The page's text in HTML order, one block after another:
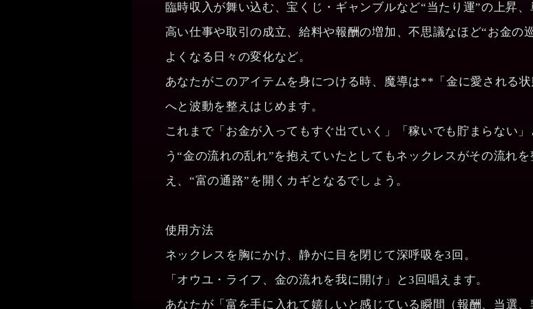
臨時収入が舞い込む、宝くじ・ギャンブルなど“当たり運”の上昇、
高い仕事や取引の成立、給料や報酬の増加、不思議なほど“お金の
よくなる日々の変化など。
あなたがこのアイテムを身につける時、魔導は**「金に愛される状
へと波動を整えはじめます。
これまで「お金が入ってもすぐ出ていく」「稼いでも貯まらない」
う“金の流れの乱れ”を抱えていたとしてもネックレスがその流れを
え、“富の通路”を開くカギとなるでしょう。
使用方法
ネックレスを胸にかけ、静かに目を閉じて深呼吸を3回。
「オウユ・ライフ、金の流れを我に開け」と3回唱えます。
あなたが「富を手に入れて嬉しいと感じている瞬間（報酬、当選、